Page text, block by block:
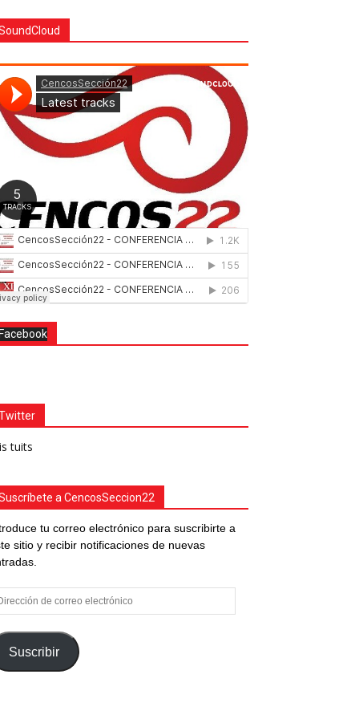
Facebook
tuits
a CencosSeccion22
tu correo electrónico para suscribirte a
sitio y recibir notificaciones de nuevas
Suscribir